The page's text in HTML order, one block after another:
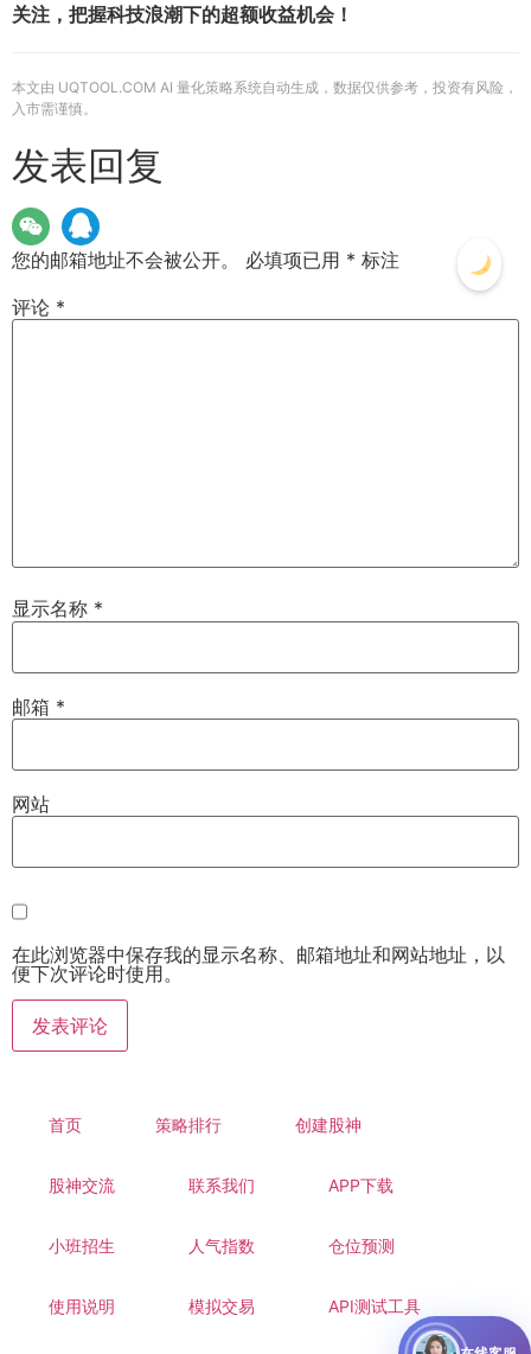
关注，把握科技浪潮下的超额收益机会！
本文由 UQTOOL.COM AI 量化策略系统自动生成，数据仅供参考，投资有风险，
入市需谨慎。
发表回复
您的邮箱地址不会被公开。 必填项已用 * 标注
评论 *
显示名称 *
邮箱 *
网站
在此浏览器中保存我的显示名称、邮箱地址和网站地址，以
便下次评论时使用。
首页 策略排行 创建股神
股神交流 联系我们 APP下载
小班招生 人气指数 仓位预测
使用说明 模拟交易 API测试工具